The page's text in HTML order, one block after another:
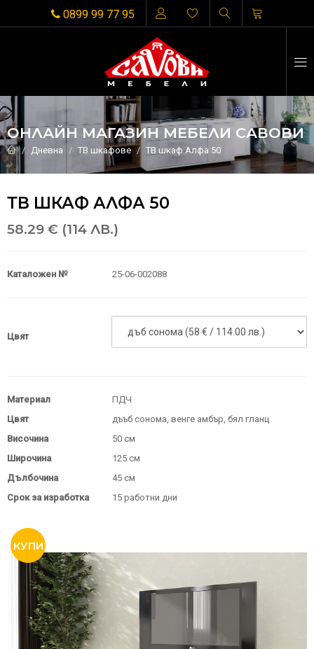
0899 99 77 95
ОНЛАЙН МАГАЗИН МЕБЕЛИ САВОВИ
Дневна ТВ шкафове ТВ шкаф Алфа 50
ТВ ШКАФ АЛФА 50
58.29 € (114 ЛВ.)
Каталожен № 25-06-002088
Цвят
Материал
ПДЧ
Цвят
дъъб сонома, венге амбър, бял гланц
Височина
50 см
Широчина
125 см
Дълбочина
45 см
Срок за изработка
15 работни дни